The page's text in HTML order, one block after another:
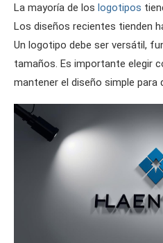
La mayoría de los logotipos
Los diseños recientes tienden
Un logotipo debe ser versátil,
tamaños. Es importante elegir
mantener el diseño simple para